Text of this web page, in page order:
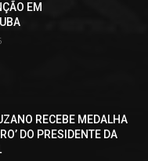
EM
RECEBE MEDALHA
DO PRESIDENTE DA